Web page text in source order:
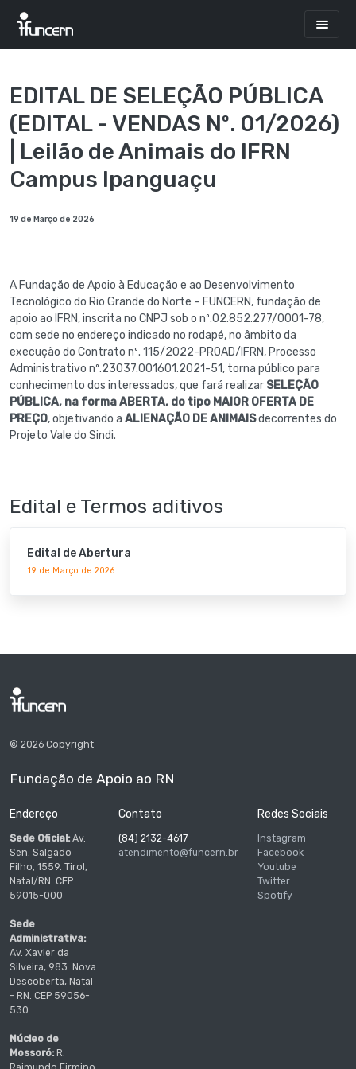
EDITAL DE SELEÇÃO PÚBLICA
(EDITAL - VENDAS Nº. 01/2026)
| Leilão de Animais do IFRN
Campus Ipanguaçu
19 de Março de 2026
A Fundação de Apoio à Educação e ao Desenvolvimento
Tecnológico do Rio Grande do Norte – FUNCERN, fundação de
apoio ao IFRN, inscrita no CNPJ sob o nº.02.852.277/0001-78,
com sede no endereço indicado no rodapé, no âmbito da
execução do Contrato nº. 115/2022-PROAD/IFRN, Processo
Administrativo nº.23037.001601.2021-51, torna público para
conhecimento dos interessados, que fará realizar SELEÇÃO
PÚBLICA, na forma ABERTA, do tipo MAIOR OFERTA DE
PREÇO, objetivando a ALIENAÇÃO DE ANIMAISdecorrentes do
Projeto Vale do Sindi.
Edital e Termos aditivos
Edital de Abertura
19 de Março de 2026
© 2026 Copyright
Fundação de Apoio ao RN
Endereço
Sede Oficial: Av.
Sen. Salgado
Filho, 1559. Tirol,
Natal/RN. CEP
59015-000
Sede
Administrativa:
Av. Xavier da
Silveira, 983. Nova
Descoberta, Natal
- RN. CEP 59056-
530
Núcleo de
Mossoró: R.
Contato
(84) 2132-4617
atendimento@funcern.br
Redes Sociais
Instagram
Facebook
Youtube
Twitter
Spotify